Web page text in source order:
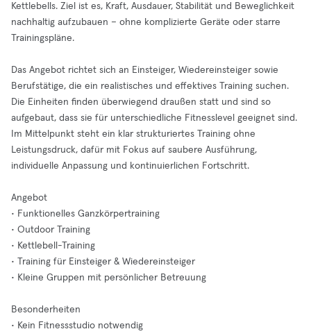
Kettlebells. Ziel ist es, Kraft, Ausdauer, Stabilität und Beweglichkeit
nachhaltig aufzubauen – ohne komplizierte Geräte oder starre
Trainingspläne.
Das Angebot richtet sich an Einsteiger, Wiedereinsteiger sowie
Berufstätige, die ein realistisches und effektives Training suchen.
Die Einheiten finden überwiegend draußen statt und sind so
aufgebaut, dass sie für unterschiedliche Fitnesslevel geeignet sind.
Im Mittelpunkt steht ein klar strukturiertes Training ohne
Leistungsdruck, dafür mit Fokus auf saubere Ausführung,
individuelle Anpassung und kontinuierlichen Fortschritt.
Angebot
• Funktionelles Ganzkörpertraining
• Outdoor Training
• Kettlebell-Training
• Training für Einsteiger & Wiedereinsteiger
• Kleine Gruppen mit persönlicher Betreuung
Besonderheiten
• Kein Fitnessstudio notwendig